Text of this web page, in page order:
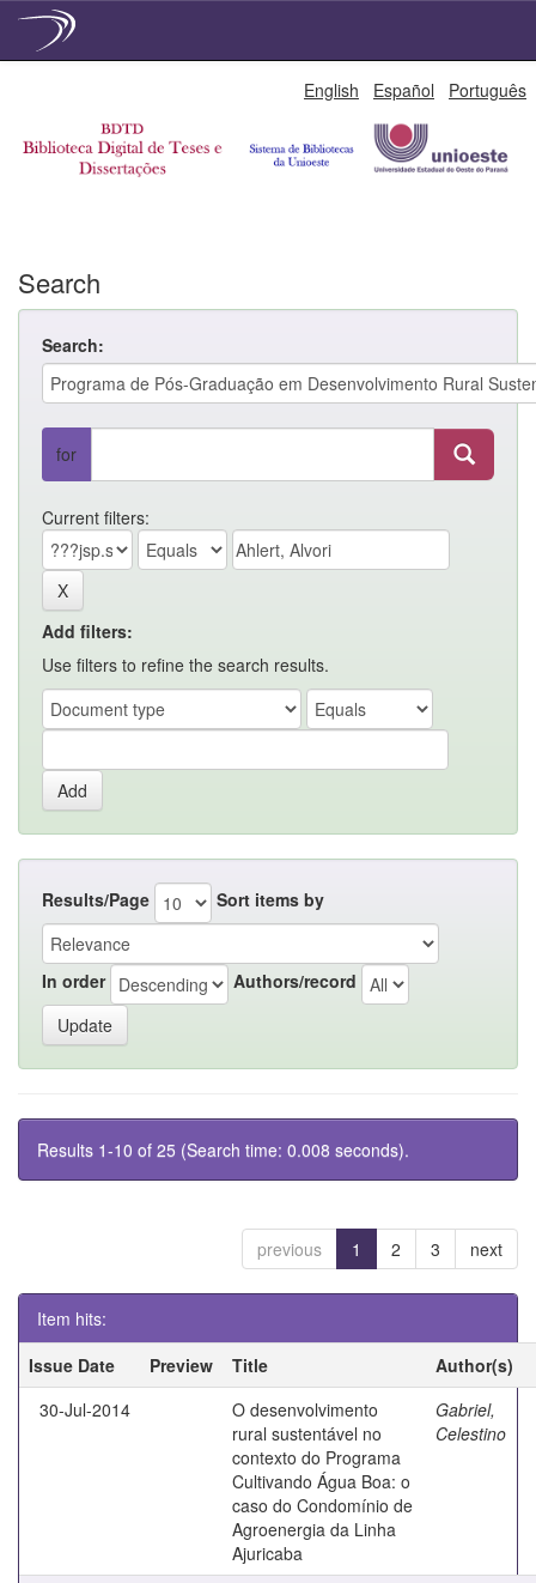
English Español Português
Search
Search:
for
Current filters:
Add filters:
Use filters to refine the search results.
Results/Page Sort items by
In order Authors/record
Results 1-10 of 25 (Search time: 0.008 seconds).
previous 1 2 3 next
Item hits:
Issue Date
Preview Title
Author(s)
30-Jul-2014
O desenvolvimento
rural sustentável no
contexto do Programa
Cultivando Água Boa: o
caso do Condomínio de
Agroenergia da Linha
Ajuricaba
Gabriel,
Celestino